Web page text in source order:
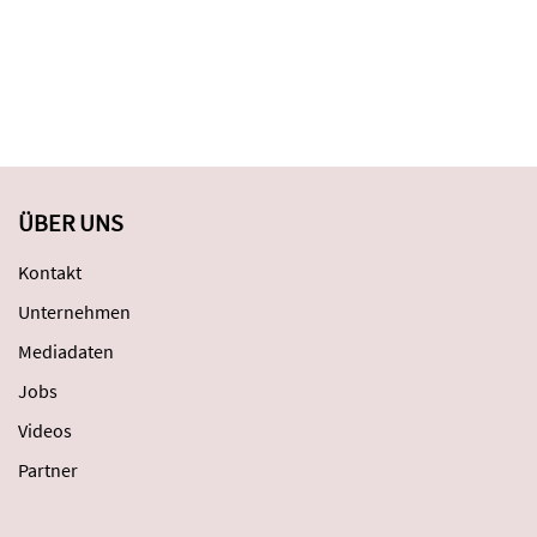
ÜBER UNS
Kontakt
Unternehmen
Mediadaten
Jobs
Videos
Partner